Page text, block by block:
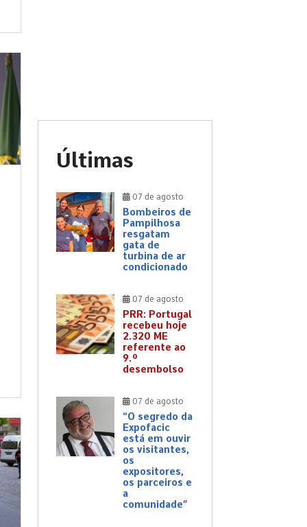
Últimas
07 de agosto
Bombeiros de
Pampilhosa
resgatam
gata de
turbina de ar
condicionado
07 de agosto
PRR: Portugal
recebeu hoje
2.320 ME
referente ao
9.º
desembolso
07 de agosto
“O segredo da
Expofacic
está em ouvir
os visitantes,
os
expositores,
os parceiros e
a
comunidade”